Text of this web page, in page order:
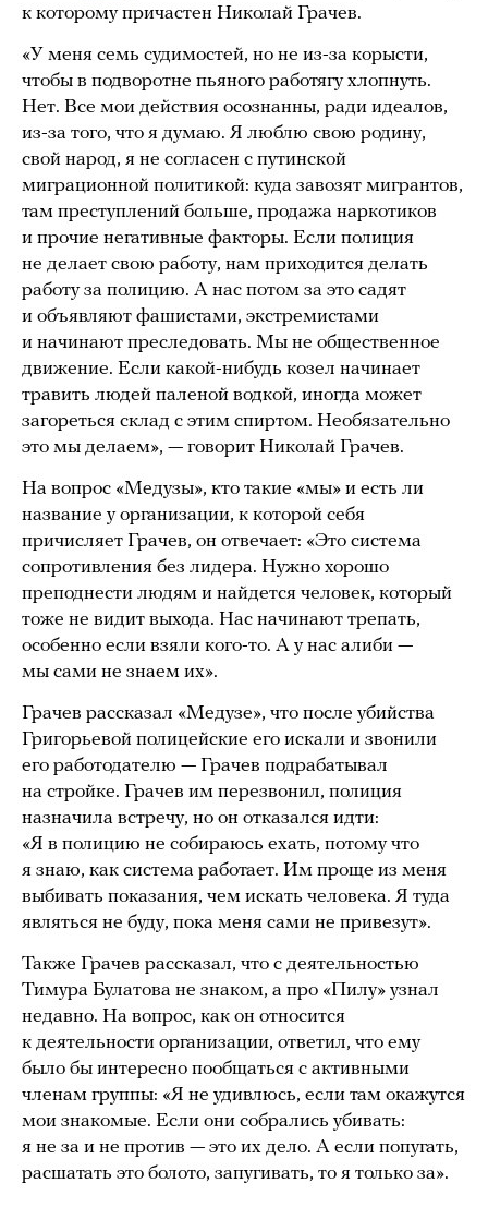
к которому причастен Николай Грачев.
«У меня семь судимостей, но не из-за корысти,
чтобы в подворотне пьяного работягу хлопнуть.
Нет. Все мои действия осознанны, ради идеалов,
из-за того, что я думаю. Я люблю свою родину,
свой народ, я не согласен с путинской
миграционной политикой: куда завозят мигрантов,
там преступлений больше, продажа наркотиков
и прочие негативные факторы. Если полиция
не делает свою работу, нам приходится делать
работу за полицию. А нас потом за это садят
и объявляют фашистами, экстремистами
и начинают преследовать. Мы не общественное
движение. Если какой-нибудь козел начинает
травить людей паленой водкой, иногда может
загореться склад с этим спиртом. Необязательно
это мы делаем», — говорит Николай Грачев.
На вопрос «Медузы», кто такие «мы» и есть ли
название у организации, к которой себя
причисляет Грачев, он отвечает: «Это система
сопротивления без лидера. Нужно хорошо
преподнести людям и найдется человек, который
тоже не видит выхода. Нас начинают трепать,
особенно если взяли кого-то. А у нас алиби —
мы сами не знаем их».
Грачев рассказал «Медузе», что после убийства
Григорьевой полицейские его искали и звонили
его работодателю — Грачев подрабатывал
на стройке. Грачев им перезвонил, полиция
назначила встречу, но он отказался идти:
«Я в полицию не собираюсь ехать, потому что
я знаю, как система работает. Им проще из меня
выбивать показания, чем искать человека. Я туда
являться не буду, пока меня сами не привезут».
Также Грачев рассказал, что с деятельностью
Тимура Булатова не знаком, а про «Пилу» узнал
недавно. На вопрос, как он относится
к деятельности организации, ответил, что ему
было бы интересно пообщаться с активными
членам группы: «Я не удивлюсь, если там окажутся
мои знакомые. Если они собрались убивать:
я не за и не против — это их дело. А если попугать,
расшатать это болото, запугивать, то я только за».